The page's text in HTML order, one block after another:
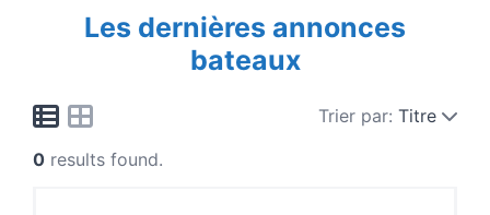
Les dernières annonces
bateaux
Trier par: Titre
0 results found.